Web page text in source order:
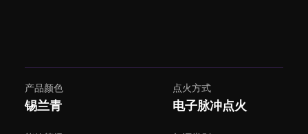
产品颜色
锡兰青
点火方式
电子脉冲点火